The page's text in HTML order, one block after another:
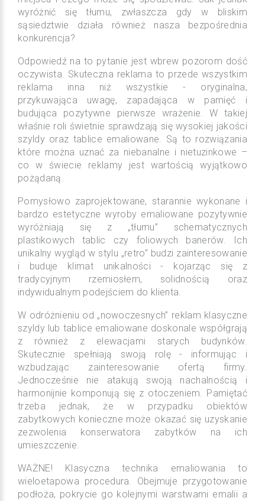
wyróżnić się tłumu, zwłaszcza gdy w bliskim
sąsiedztwie działa również nasza bezpośrednia
konkurencja?
Odpowiedź na to pytanie jest wbrew pozorom dość
oczywista. Skuteczna reklama to przede wszystkim
reklama inna niż wszystkie - oryginalna,
przykuwająca uwagę, zapadająca w pamięć i
budująca pozytywne pierwsze wrażenie. W takiej
właśnie roli świetnie sprawdzają się wysokiej jakości
szyldy oraz tablice emaliowane. Są to rozwiązania
które można uznać za niebanalne i nietuzinkowe –
co w świecie reklamy jest wartością wyjątkowo
pożądaną.
Pomysłowo zaprojektowane, starannie wykonane i
bardzo estetyczne wyroby emaliowane pozytywnie
wyróżniają się z „tłumu” schematycznych
plastikowych tablic czy foliowych banerów. Ich
unikalny wygląd w stylu „retro” budzi zainteresowanie
i buduje klimat unikalności - kojarząc się z
tradycyjnym rzemiosłem, solidnością oraz
indywidualnym podejściem do klienta.
W odróżnieniu od „nowoczesnych” reklam klasyczne
szyldy lub tablice emaliowane doskonale współgrają
z również z elewacjami starych budynków.
Skutecznie spełniają swoją rolę - informując i
wzbudzając zainteresowanie ofertą firmy.
Jednocześnie nie atakują swoją nachalnością i
harmonijnie komponują się z otoczeniem. Pamiętać
trzeba jednak, że w przypadku obiektów
zabytkowych konieczne może okazać się uzyskanie
zezwolenia konserwatora zabytków na ich
umieszczenie.
WAŻNE! Klasyczna technika emaliowania to
wieloetapowa procedura. Obejmuje przygotowanie
podłoża, pokrycie go kolejnymi warstwami emalii a